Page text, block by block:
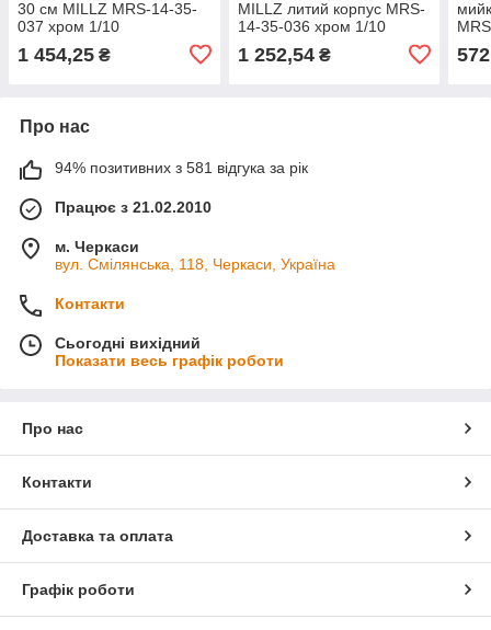
30 см MILLZ MRS-14-35-
037 хром 1/10
1 454,25 ₴
MILLZ литий корпус MRS-
14-35-036 хром 1/10
1 252,54₴
Про нас
94% позитивних з 581 відгука за рік
Працює з 21.02.2010
м. Черкаси
вул. Смілянська, 118, Черкаси, Україна
Контакти
Сьогодні вихідний
Показати весь графік роботи
Про нас
Контакти
Доставка та оплата
Графік роботи